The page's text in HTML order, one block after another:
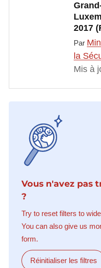
2017
Par
la
Mis à
Vous n'avez pas
?
Try to reset filters to
You can also give us
form.
Réinitialiser les filtres